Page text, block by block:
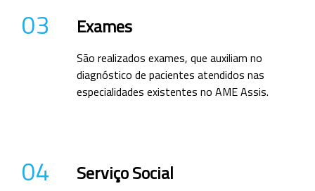
03 Exames
São realizados exames, que auxiliam no
diagnóstico de pacientes atendidos nas
especialidades existentes no AME Assis.
04 Serviço Social